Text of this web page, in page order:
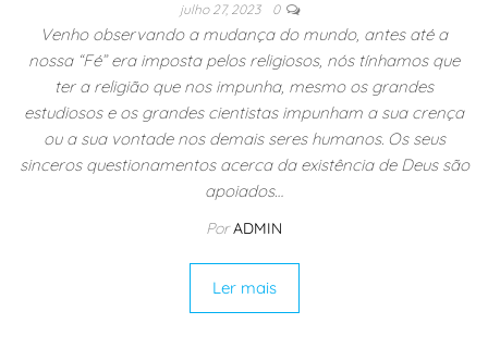
julho 27, 2023 0
Venho observando a mudança do mundo, antes até a
nossa “Fé” era imposta pelos religiosos, nós tínhamos que
ter a religião que nos impunha, mesmo os grandes
estudiosos e os grandes cientistas impunham a sua crença
ou a sua vontade nos demais seres humanos. Os seus
sinceros questionamentos acerca da existência de Deus são
apoiados…
Por ADMIN
Ler mais